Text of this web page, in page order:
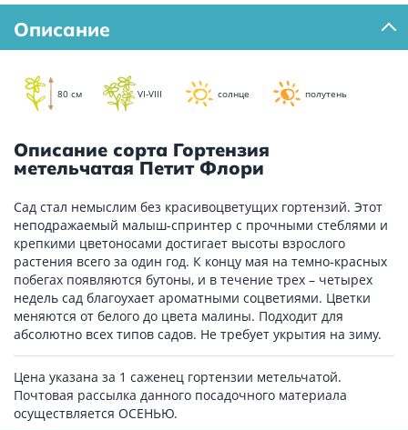
Описание
80 см VI-VIII солнце полутень
Описание сорта Гортензия
метельчатая Петит Флори
Сад стал немыслим без красивоцветущих гортензий. Этот
неподражаемый малыш-спринтер с прочными стеблями и
крепкими цветоносами достигает высоты взрослого
растения всего за один год. К концу мая на темно-красных
побегах появляются бутоны, и в течение трех – четырех
недель сад благоухает ароматными соцветиями. Цветки
меняются от белого до цвета малины. Подходит для
абсолютно всех типов садов. Не требует укрытия на зиму.
Цена указана за 1 саженец гортензии метельчатой.
Почтовая рассылка данного посадочного материала
осуществляется ОСЕНЬЮ.